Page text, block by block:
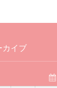
カイブ